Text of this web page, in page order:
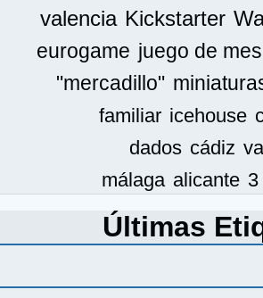
valencia Kickstarter
eurogame juego de
"mercadillo"
familiar icehouse
dados cádiz
málaga alicante
Últimas